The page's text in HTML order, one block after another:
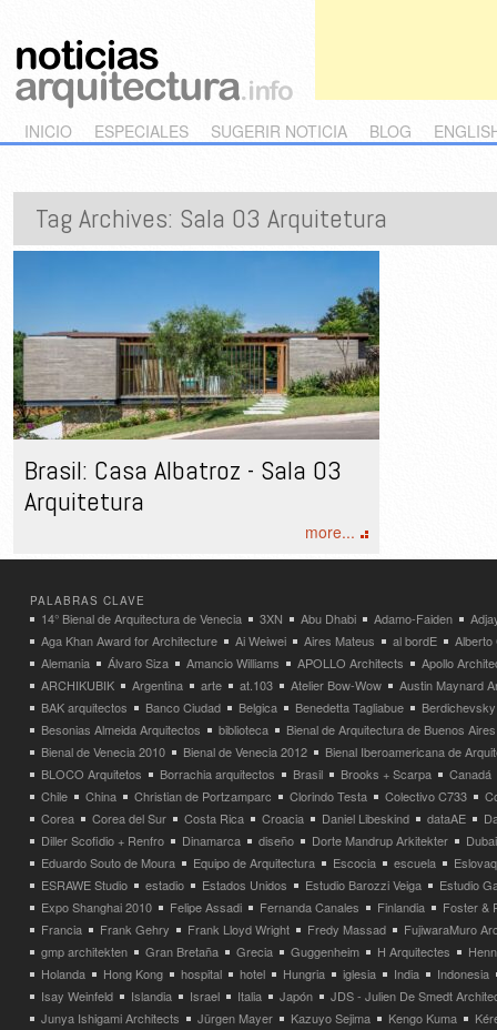
Main menu
Skip to primary content
Skip to secondary content
INICIO ESPECIALES SUGERIR NOTICIA BLOG
Tag Archives: Sala 03 Arquitetura
Brasil: Casa Albatroz - Sala 03
Arquitetura
more...
PALABRAS CLAVE
14° Bienal de Arquitectura de Venecia 3XN Abu Dhabi Adamo-Faiden
Aga Khan Award for Architecture
Ai Weiwei Aires Mateus al bordE
Alberto
Alemania
Álvaro Siza Amancio Williams APOLLO Architects
Apollo
ARCHIKUBIK
Argentina arte at.103 Atelier Bow-Wow
Austin Maynard
BAK arquitectos
Banco Ciudad Belgica Benedetta Tagliabue
Besonias Almeida Arquitectos
biblioteca
Bienal de Arquitectura de Buenos Aires
Bienal de Venecia 2010
Bienal de Venecia 2012
Bienal Iberoamericana de
BLOCO Arquitetos
Borrachia arquitectos Brasil Brooks + Scarpa
Canadá
Chile
China Christian de Portzamparc Clorindo Testa Colectivo C733
Corea
Corea del Sur Costa Rica Croacia Daniel Libeskind dataAE
Diller Scofidio + Renfro
Dinamarca diseño Dorte Mandrup Arkitekter
Dubai
Eduardo Souto de Moura
Equipo de Arquitectura Escocia escuela
ESRAWE Studio
estadio Estados Unidos Estudio Barozzi Veiga
Estudio
Expo Shanghai 2010
Felipe Assadi Fernanda Canales Finlandia
Foster &
Francia
Frank Gehry Frank Lloyd Wright Fredy Massad
FujiwaraMuro
gmp architekten
Gran Bretaña Grecia Guggenheim H Arquitectes
Holanda
Hong Kong hospital hotel Hungria iglesia India
Indonesia
Isay Weinfeld
Islandia Israel Italia Japón
JDS - Julien De Smedt
Junya Ishigami Architects
Jürgen Mayer Kazuyo Sejima Kengo Kuma